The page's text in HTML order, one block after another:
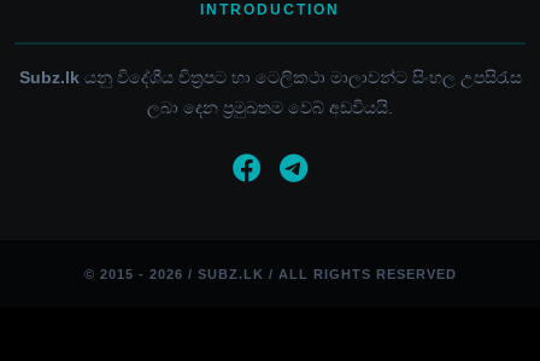
INTRODUCTION
Subz.lk යනු විදේශීය චිත්‍රපට හා ටෙලිකථා මාලාවන්ට සිංහල උපසිරැස
ලබා දෙන ප්‍රමුඛතම වෙබ් අඩවියයි.
© 2015 - 2026 / SUBZ.LK / ALL RIGHTS RESERVED